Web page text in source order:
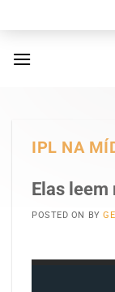
content
IPL NA
Elas
POSTED ON BY